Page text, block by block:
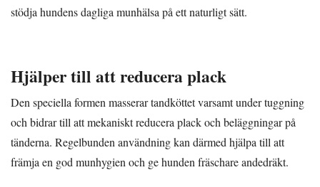
stödja hundens dagliga munhälsa på ett naturligt sätt.
Hjälper till att reducera plack
Den speciella formen masserar tandköttet varsamt under tuggning
och bidrar till att mekaniskt reducera plack och beläggningar på
tänderna. Regelbunden användning kan därmed hjälpa till att
främja en god munhygien och ge hunden fräschare andedräkt.